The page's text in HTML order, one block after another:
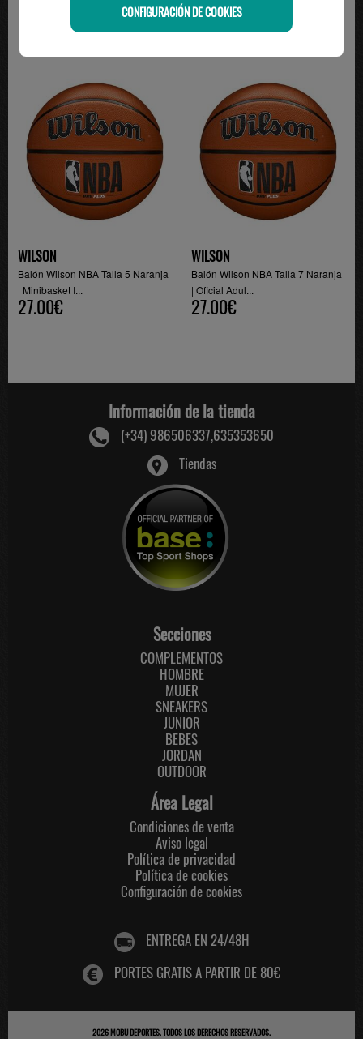
WILSON
Balón Wilson NBA Talla 5 Naranja
| Minibasket I...
27.00€
WILSON
Balón Wilson NBA Talla 7 Naranja
| Oficial Adul...
27.00€
Información de la tienda
(+34) 986506337,635353650
Tiendas
Secciones
COMPLEMENTOS
HOMBRE
MUJER
SNEAKERS
JUNIOR
BEBES
JORDAN
OUTDOOR
Área Legal
Condiciones de venta
Aviso legal
Política de privacidad
Política de cookies
Configuración de cookies
ENTREGA EN 24/48H
PORTES GRATIS A PARTIR DE 80€
2026MOBU DEPORTES. TODOS LOS DERECHOS RESERVADOS.
CONFIGURACIÓN DE COOKIES